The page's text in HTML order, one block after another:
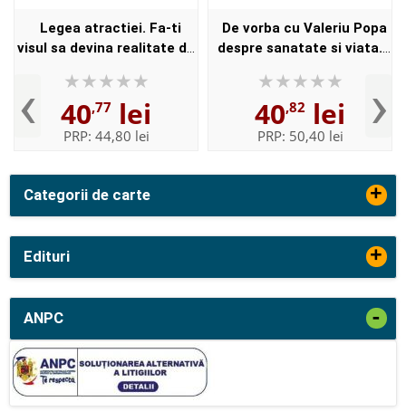
Categorii de carte +
Edituri +
ANPC -
‹
Legea atractiei. Fa-ti
visul sa devina realitate de
40,77 lei
PRP: 44,80 lei
De vorba cu Valeriu Popa
despre sanatate si viata.
40,82 lei
PRP: 50,40 lei ›